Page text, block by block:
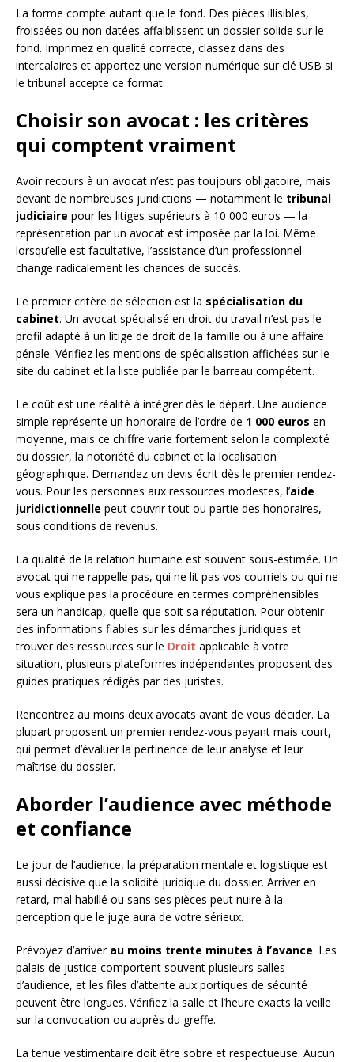
La forme compte autant que le fond. Des pièces illisibles,
froissées ou non datées affaiblissent un dossier solide sur le
fond. Imprimez en qualité correcte, classez dans des
intercalaires et apportez une version numérique sur clé USB si
le tribunal accepte ce format.
Choisir son avocat : les critères
qui comptent vraiment
Avoir recours à un avocat n’est pas toujours obligatoire, mais
devant de nombreuses juridictions — notamment le tribunal
judiciaire pour les litiges supérieurs à 10 000 euros — la
représentation par un avocat est imposée par la loi. Même
lorsqu’elle est facultative, l’assistance d’un professionnel
change radicalement les chances de succès.
Le premier critère de sélection est la spécialisation du
cabinet. Un avocat spécialisé en droit du travail n’est pas le
profil adapté à un litige de droit de la famille ou à une affaire
pénale. Vérifiez les mentions de spécialisation affichées sur le
site du cabinet et la liste publiée par le barreau compétent.
Le coût est une réalité à intégrer dès le départ. Une audience
simple représente un honoraire de l’ordre de 1 000 euros en
moyenne, mais ce chiffre varie fortement selon la complexité
du dossier, la notoriété du cabinet et la localisation
géographique. Demandez un devis écrit dès le premier rendez-
vous. Pour les personnes aux ressources modestes, l’aide
juridictionnelle peut couvrir tout ou partie des honoraires,
sous conditions de revenus.
La qualité de la relation humaine est souvent sous-estimée. Un
avocat qui ne rappelle pas, qui ne lit pas vos courriels ou qui ne
vous explique pas la procédure en termes compréhensibles
sera un handicap, quelle que soit sa réputation. Pour obtenir
des informations fiables sur les démarches juridiques et
trouver des ressources sur le Droit applicable à votre
situation, plusieurs plateformes indépendantes proposent des
guides pratiques rédigés par des juristes.
Rencontrez au moins deux avocats avant de vous décider. La
plupart proposent un premier rendez-vous payant mais court,
qui permet d’évaluer la pertinence de leur analyse et leur
maîtrise du dossier.
Aborder l’audience avec méthode
et confiance
Le jour de l’audience, la préparation mentale et logistique est
aussi décisive que la solidité juridique du dossier. Arriver en
retard, mal habillé ou sans ses pièces peut nuire à la
perception que le juge aura de votre sérieux.
Prévoyez d’arriver au moins trente minutes à l’avance. Les
palais de justice comportent souvent plusieurs salles
d’audience, et les files d’attente aux portiques de sécurité
peuvent être longues. Vérifiez la salle et l’heure exacts la veille
sur la convocation ou auprès du greffe.
La tenue vestimentaire doit être sobre et respectueuse. Aucun